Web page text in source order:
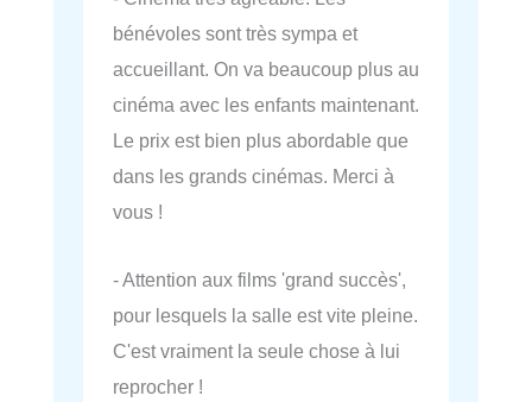
bénévoles sont très sympa et
accueillant. On va beaucoup plus au
cinéma avec les enfants maintenant.
Le prix est bien plus abordable que
dans les grands cinémas. Merci à
vous !
- Attention aux films 'grand succès',
pour lesquels la salle est vite pleine.
C'est vraiment la seule chose à lui
reprocher !